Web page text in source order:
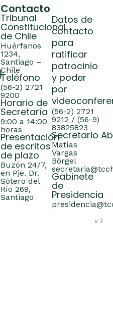
Contacto
Tribunal
Constitucional
de Chile
Huérfanos
1234,
Santiago –
Chile
Teléfono
(56-2) 2721
9200
Horario de
Secretaría
9:00 a 14:00
horas
Presentación
de escritos
de plazo
Buzón 24/7,
en Pje. Dr.
Sótero del
Río 269,
Santiago
Datos de
contacto
para
ratificar
patrocinio
y poder
por
(56-2) 2721
9212 / (56-9)
83825823
Secretario
Matías
Vargas
Börgel
Gabinete
de
Presidencia
v.2